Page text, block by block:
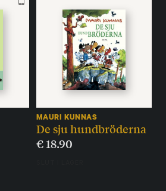
MAURI KUNNAS
De sju hundbröderna
€18.90